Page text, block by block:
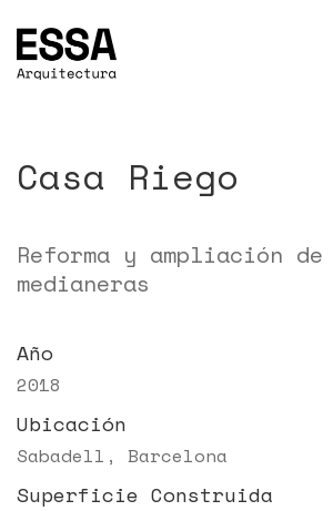
Casa Riego
Reforma y ampliación
medianeras
Año
2018
Ubicación
Sabadell, Barcelona
Superficie Construida